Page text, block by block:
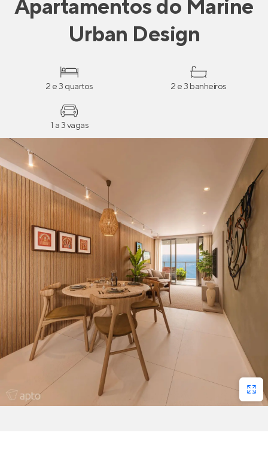
Apartamentosdo Marine
Urban Design
2 e 3 quartos 2 e 3 banheiros
1 a 3 vagas